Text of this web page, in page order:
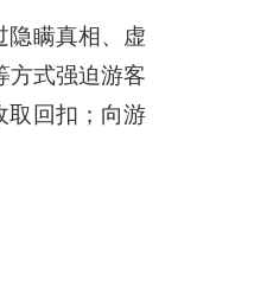
隐瞒真相、虚
方式强迫游客
取回扣；向游